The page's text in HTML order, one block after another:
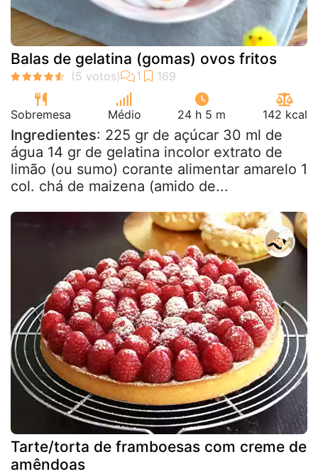
Balas de gelatina (gomas) ovos fritos
Sobremesa Médio 24 h 5 m 142 kcal
Ingredientes: 225 gr de açúcar 30 ml de
água 14 gr de gelatina incolor extrato de
limão (ou sumo) corante alimentar amarelo 1
col. chá de maizena (amido de...
Tarte/torta de framboesas com creme de
amêndoas